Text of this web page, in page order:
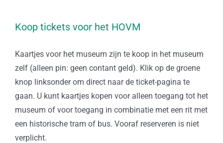
Koop tickets voor het HOVM
Kaartjes voor het museum zijn te koop in het museum
zelf (alleen pin: geen contant geld). Klik op de groene
knop linksonder om direct naar de ticket-pagina te
gaan. U kunt kaartjes kopen voor alleen toegang tot het
museum of voor toegang in combinatie met een rit met
een historische tram of bus. Vooraf reserveren is niet
verplicht.